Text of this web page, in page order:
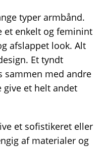
typer armbånd.
et enkelt og feminint
afslappet look. Alt
Et tyndt
sammen med andre
give et helt andet
et sofistikeret eller
af materialer og